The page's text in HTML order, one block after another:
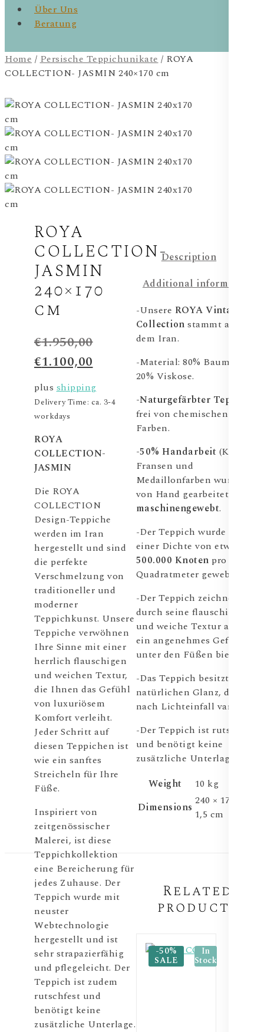
Über Uns
Beratung
Home /Persische Teppichunikate/ ROYA
COLLECTION- JASMIN 240×170 cm
ROYA
COLLECTION-
JASMIN
240×170
cm
€1.950,00
€1.100,00
plus shipping
Delivery Time: ca. 3-4
workdays
ROYA
COLLECTION-
JASMIN
Die ROYA
COLLECTION
Design-Teppiche
werden im Iran
hergestellt und sind
die perfekte
Verschmelzung von
traditioneller und
moderner
Teppichkunst. Unsere
Teppiche verwöhnen
Ihre Sinne mit einer
herrlich flauschigen
und weichen Textur,
die Ihnen das Gefühl
von luxuriösem
Komfort verleiht.
Jeder Schritt auf
diesen Teppichen ist
wie ein sanftes
Streicheln für Ihre
Füße.
Inspiriert von
zeitgenössischer
Malerei, ist diese
Teppichkollektion
eine Bereicherung für
jedes Zuhause. Der
Teppich wurde mit
neuster
Webtechnologie
hergestellt und ist
sehr strapazierfähig
und pflegeleicht. Der
Teppich ist zudem
rutschfest und
benötigt keine
zusätzliche Unterlage.
Description
Additional information
-Unsere ROYA Vintage
Collection stammt aus
dem Iran.
-Material: 80% Baumwolle,
20% Viskose.
-Naturgefärbter Teppich
frei von chemischen
Farben.
-50% Handarbeit (Kanten,
Fransen und
Medaillonfarben wurden
von Hand gearbeitet),
maschinengewebt.
-Der Teppich wurde mit
einer Dichte von etwa
500.000 Knoten pro
Quadratmeter gewebt.
-Der Teppich zeichnet sich
durch seine flauschige
und weiche Textur aus, die
ein angenehmes Gefühl
unter den Füßen bietet
-Das Teppich besitzt einen
natürlichen Glanz, der je
nach Lichteinfall variiert.
-Der Teppich ist rutschfest
und benötigt keine
zusätzliche Unterlage.
Weight
10 kg
Dimensions 240 × 170 ×
1,5 cm
Related
products
-50%
SALE
In
Stock